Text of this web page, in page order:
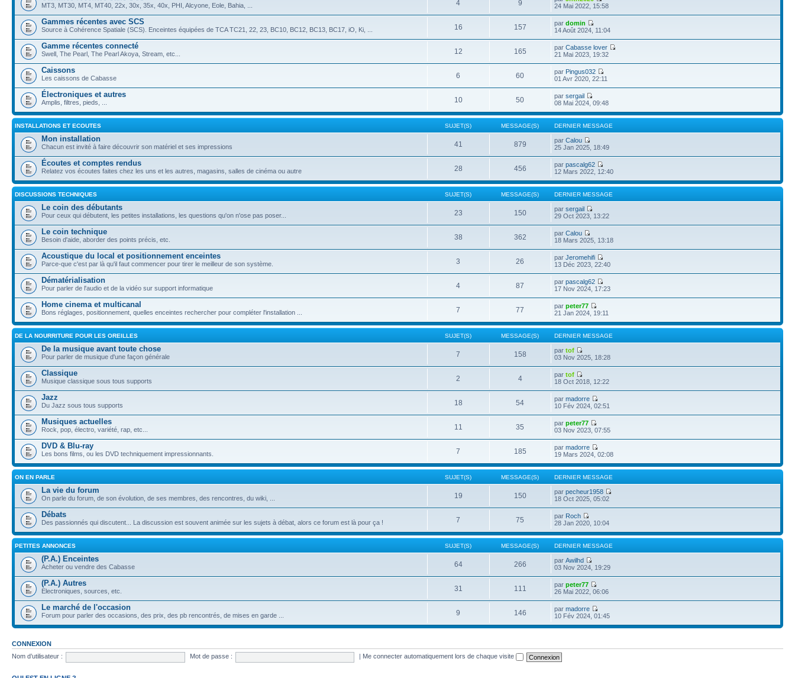
MT3, MT30, MT4, MT40, 22x, 30x, 35x, 40x, PHI, Alcyone, Eole, Bahia, ... 4 9
24 Mai 2022, 15:58
Gammes récentes avec SCS
Source à Cohérence Spatiale (SCS). Enceintes équipées de TCA TC21, 22, 23, BC10, BC12, BC13, BC17, iO, Ki, ... 16 157 pardomin
14 Août 2024, 11:04
Gamme récentes connecté
Swell, The Pearl, The Pearl Akoya, Stream, etc... 12 165 parCabasse lover
21 Mai 2023, 19:32
Caissons
Les caissons de Cabasse 6 60 par Pingus032
01 Avr 2020, 22:11
Électroniques et autres
Amplis, filtres, pieds, ... 10 50 parsergail
08 Mai 2024, 09:48
INSTALLATIONS ET ECOUTES SUJET(S) MESSAGE(S) DERNIER MESSAGE
Mon installation
Chacun est invité à faire découvrir son matériel et ses impressions 41 879 parCalou
25 Jan 2025, 18:49
Écoutes et comptes rendus
Relatez vos écoutes faites chez les uns et les autres, magasins, salles de cinéma ou autre 28 456 parpascalg62
12 Mars 2022, 12:40
DISCUSSIONS TECHNIQUES SUJET(S) MESSAGE(S) DERNIER MESSAGE
Le coin des débutants
Pour ceux qui débutent, les petites installations, les questions qu'on n'ose pas poser... 23 150 parsergail
29 Oct 2023, 13:22
Le coin technique
Besoin d'aide, aborder des points précis, etc. 38 362 parCalou
18 Mars 2025, 13:18
Acoustique du local et positionnement enceintes
Parce-que c'est par là qu'il faut commencer pour tirer le meilleur de son système. 3 26 parJeromehifi
13 Déc 2023, 22:40
Dématérialisation
Pour parler de l'audio et de la vidéo sur support informatique 4 87 parpascalg62
17 Nov 2024, 17:23
Home cinema et multicanal
Bons réglages, positionnement, quelles enceintes rechercher pour compléter l'installation ... 7 77 parpeter77
21 Jan 2024, 19:11
DE LA NOURRITURE POUR LES OREILLES SUJET(S) MESSAGE(S) DERNIER MESSAGE
De la musique avant toute chose
Pour parler de musique d'une façon générale 7 158 partof
03 Nov 2025, 18:28
Classique
Musique classique sous tous supports 2 4 partof
18 Oct 2018, 12:22
Jazz
Du Jazz sous tous supports 18 54 parmadorre
10 Fév 2024, 02:51
Musiques actuelles
Rock, pop, électro, variété, rap, etc... 11 35 parpeter77
03 Nov 2023, 07:55
DVD & Blu-ray
Les bons films, ou les DVD techniquement impressionnants. 7 185 parmadorre
19 Mars 2024, 02:08
ON EN PARLE SUJET(S) MESSAGE(S) DERNIER MESSAGE
La vie du forum
On parle du forum, de son évolution, de ses membres, des rencontres, du wiki, ... 19 150 parpecheur1958
18 Oct 2025, 05:02
Débats
Des passionnés qui discutent... La discussion est souvent animée sur les sujets à débat, alors ce forum est là pour ça ! 7 75 par Roch
28 Jan 2020, 10:04
PETITES ANNONCES SUJET(S) MESSAGE(S) DERNIER MESSAGE
(P.A.) Enceintes
Acheter ou vendre des Cabasse 64 266 parAwilhd
03 Nov 2024, 19:29
(P.A.) Autres
Electroniques, sources, etc. 31 111 parpeter77
26 Mai 2022, 06:06
Le marché de l'occasion
Forum pour parler des occasions, des prix, des pb rencontrés, de mises en garde ... 9 146 parmadorre
10 Fév 2024, 01:45
CONNEXION
Nom d’utilisateur :
Mot de passe : Me connecter automatiquement lors de chaque visite